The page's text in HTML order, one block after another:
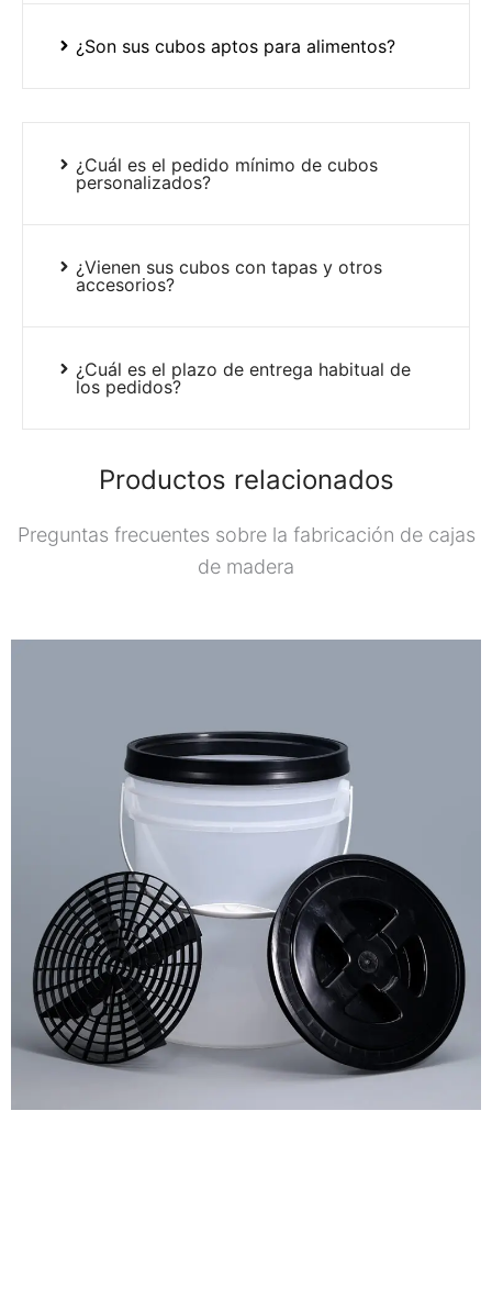
¿Son sus cubos aptos para alimentos?
¿Cuál es el pedido mínimo de cubos
personalizados?
¿Vienen sus cubos con tapas y otros
accesorios?
¿Cuál es el plazo de entrega habitual de
los pedidos?
Productos relacionados
Preguntas frecuentes sobre la fabricación de cajas
de madera